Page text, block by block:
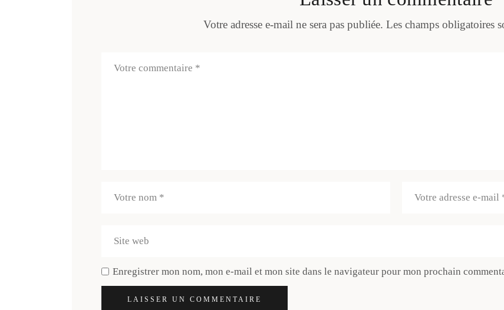
Votre adresse e-mail ne sera pas publiée. Les champs obligatoires
Enregistrer mon nom, mon e-mail et mon site dans le navigateur pour mon prochain
LAISSER UN COMMENTAIRE